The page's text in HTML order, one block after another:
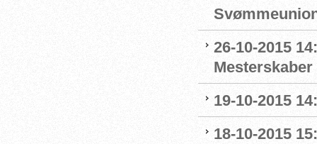
26-10-2015
19-10-2015
18-10-2015